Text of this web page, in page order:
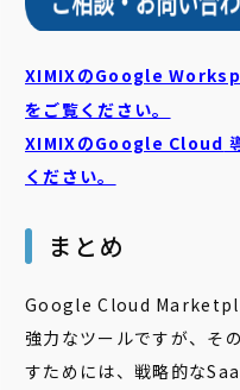
XIMIXのGoogle
をご覧ください。
XIMIXのGoogle Cloud
ください。
まとめ
Google Cloud
強力なツールですが、そ
すためには、戦略的な